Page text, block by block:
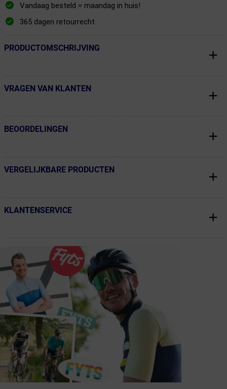
Vandaag besteld = maandag in huis!
365 dagen retourrecht
← Terug naar productnavigatie
PRODUCTOMSCHRIJVING
← Terug naar productnavigatie
VRAGEN VAN KLANTEN
← Terug naar productnavigatie
BEOORDELINGEN
← Terug naar productnavigatie
VERGELIJKBARE PRODUCTEN
← Terug naar productnavigatie
KLANTENSERVICE